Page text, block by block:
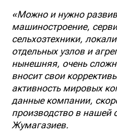
«Можно и нужно
машиностроение,
сельхозтехники,
отдельных узлов и
нынешняя, очень
вносит свои
активность мировых
данные компании,
производство в нашей
Жумагазиев.